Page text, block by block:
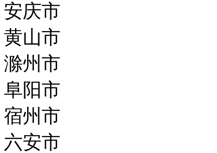
安庆市
黄山市
滁州市
阜阳市
宿州市
六安市